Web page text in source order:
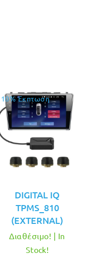
10% Έκπτωση
DIGITAL IQ
TPMS_810
(EXTERNAL)
Διαθέσιμο! | In
Stock!